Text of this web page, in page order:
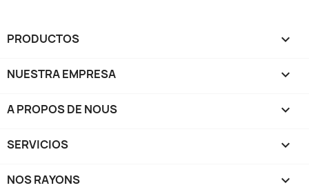
PRODUCTOS 
NUESTRA EMPRESA 
A PROPOS DE NOUS 
SERVICIOS 
NOS RAYONS 